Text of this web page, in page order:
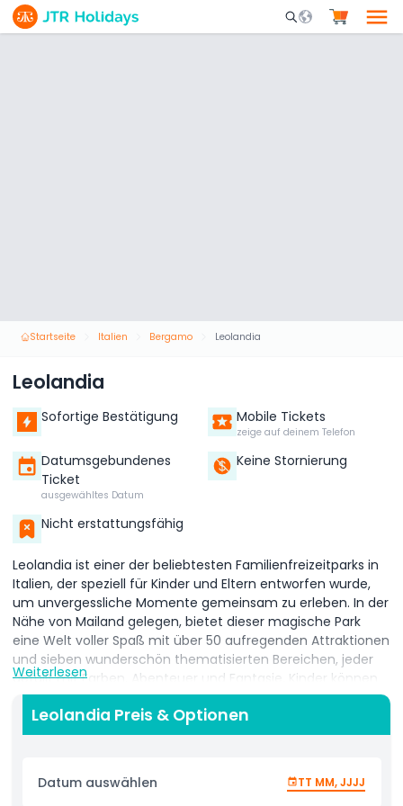
Mobile Search
Startseite Italien Bergamo Leolandia
Leolandia
Sofortige Bestätigung Mobile Tickets
zeige auf deinem Telefon
Datumsgebundenes
Ticket
ausgewähltes Datum
Keine Stornierung
Nicht erstattungsfähig
Leolandia ist einer der beliebtesten Familienfreizeitparks in
Italien, der speziell für Kinder und Eltern entworfen wurde,
um unvergessliche Momente gemeinsam zu erleben. In der
Nähe von Mailand gelegen, bietet dieser magische Park
eine Welt voller Spaß mit über 50 aufregenden Attraktionen
und sieben wunderschön thematisierten Bereichen, jeder
gefüllt mit Farben, Abenteuer und Fantasie. Kinder können
ihre Lieblingszeichentrickfiguren wie PJ Masks, Masha und
der Bär und Bluey treffen, was jeden Besuch noch
besonderer macht. Der Park verfügt auch über einen
hautnah erleben und auf eine sichere, interaktive Weise
etwas über die Natur lernen können. Von sanften Fahrten
Weiterlesen
Leolandia Preis & Optionen
Datum auswählen TT MM, JJJJ